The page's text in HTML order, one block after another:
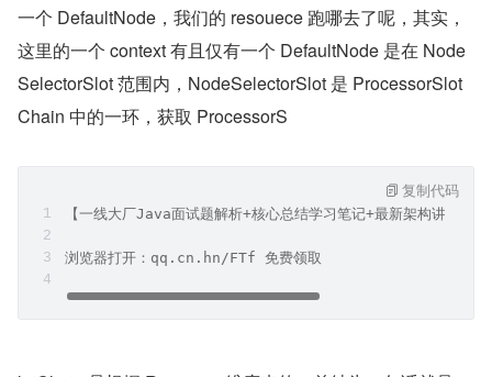
一个 DefaultNode，我们的 resouece 跑哪去了呢，其实，
这里的一个 context 有且仅有一个 DefaultNode 是在 Node
SelectorSlot 范围内，NodeSelectorSlot 是 ProcessorSlot
Chain 中的一环，获取 ProcessorS
【一线大厂Java面试题解析+核心总结学习笔记+最新架构讲解视
浏览器打开：qq.cn.hn/FTf 免费领取
复制代码